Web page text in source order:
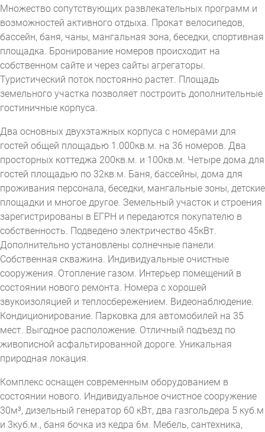
Множество сопутствующих развлекательных программ и
возможностей активного отдыха. Прокат велосипедов,
бассейн, баня, чаны, мангальная зона, беседки, спортивная
площадка. Бронирование номеров происходит на
собственном сайте и через сайты агрегаторы.
Туристический поток постоянно растет. Площадь
земельного участка позволяет построить дополнительные
гостиничные корпуса.
Два основных двухэтажных корпуса с номерами для
гостей общей площадью 1.000кв.м. на 36 номеров. Два
просторных коттеджа 200кв.м. и 100кв.м. Четыре дома для
гостей площадью по 32кв.м. Баня, бассейны, дома для
проживания персонала, беседки, мангальные зоны, детские
площадки и многое другое. Земельный участок и строения
зарегистрированы в ЕГРН и передаются покупателю в
собственность. Подведено электричество 45кВт.
Дополнительно установлены солнечные панели.
Собственная скважина. Индивидуальные очистные
сооружения. Отопление газом. Интерьер помещений в
состоянии нового ремонта. Номера с хорошей
звукоизоляцией и теплосбережением. Видеонаблюдение.
Кондиционирование. Парковка для автомобилей на 35
мест. Выгодное расположение. Отличный подъезд по
живописной асфальтированной дороге. Уникальная
природная локация.
Комплекс оснащен современным оборудованием в
состоянии нового. Индивидуальное очистное сооружение
30м³, дизельный генератор 60 кВт, два газгольдера 5 куб.м
и 3куб.м., баня бочка из кедра 6м. Мебель, сантехника,